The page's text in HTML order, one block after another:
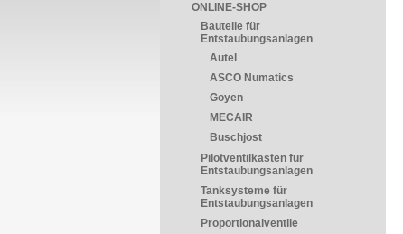
ONLINE-SHOP
Bauteile für
Entstaubungsanlagen
Autel
ASCO Numatics
Goyen
MECAIR
Buschjost
Pilotventilkästen für
Entstaubungsanlagen
Tanksysteme für
Entstaubungsanlagen
Proportionalventile